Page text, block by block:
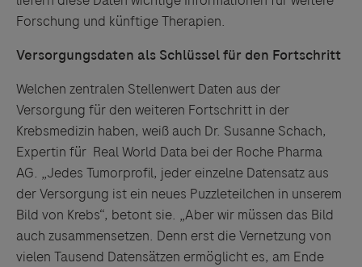
Forschung und künftige Therapien.
Versorgungsdaten als Schlüssel für den Fortschritt
Welchen zentralen Stellenwert Daten aus der
Versorgung für den weiteren Fortschritt in der
Krebsmedizin haben, weiß auch Dr. Susanne Schach,
Expertin für Real World Data bei der Roche Pharma
AG. „Jedes Tumorprofil, jeder einzelne Datensatz aus
der Versorgung ist ein neues Puzzleteilchen in unserem
Bild von Krebs“, betont sie. „Aber wir müssen das Bild
auch zusammensetzen. Denn erst die Vernetzung von
vielen Tausend Datensätzen ermöglicht es, am Ende